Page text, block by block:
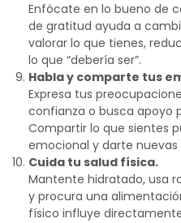
Enfócate en lo bueno de
de gratitud ayuda a
valorar lo que tienes,
lo que “debería ser”.
Habla y comparte tus
Expresa tus
confianza o busca apoyo
Compartir lo que sientes
emocional y darte nuevas
Cuida tu salud física.
Mantente hidratado, usa
y procura una
físico influye